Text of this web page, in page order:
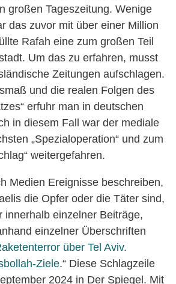
großen Tageszeitung. Wenige
das zuvor mit über einer Million
Rafah eine zum großen Teil
Um das zu erfahren, musst
Zeitungen aufschlagen.
und die realen Folgen des
erfuhr man in deutschen
in diesem Fall war der mediale
„Spezialoperation“ und zum
weitergefahren.
Medien Ereignisse beschreiben,
die Opfer oder die Täter sind,
innerhalb einzelner Beiträge,
einzelner Überschriften
über Tel Aviv.
Ziele.“ Diese Schlagzeile
2024 in Der Spiegel. Mit